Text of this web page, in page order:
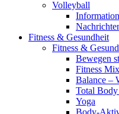
Volleyball
Fitness & Gesundheit
Fitness &
Bewegen
Fitness Mix
Balance –
Total
Yoga
Body-